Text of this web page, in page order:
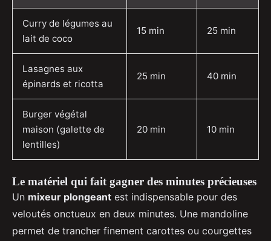
Curry de légumes au
lait de coco
15 min 25 min
Lasagnes aux
épinards et ricotta
25 min 40 min
Burger végétal
maison (galette de
lentilles)
20 min 10 min
Le matériel qui fait gagner des minutes précieuses
Un mixeur plongeant est indispensable pour des
veloutés onctueux en deux minutes. Une mandoline
permet de trancher finement carottes ou courgettes